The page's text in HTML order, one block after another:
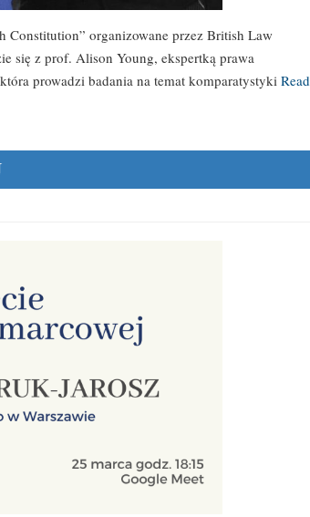
Constitution” organizowane przez British Law
się z prof. Alison Young, ekspertką prawa
prowadzi badania na temat komparatystyki Read